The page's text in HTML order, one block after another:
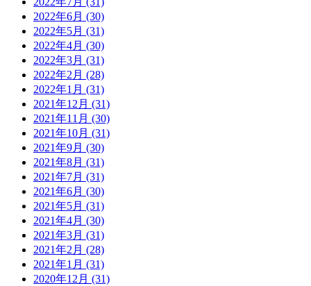
2022年6月 (30)
2022年5月 (31)
2022年4月 (30)
2022年3月 (31)
2022年2月 (28)
2022年1月 (31)
2021年12月 (31)
2021年11月 (30)
2021年10月 (31)
2021年9月 (30)
2021年8月 (31)
2021年7月 (31)
2021年6月 (30)
2021年5月 (31)
2021年4月 (30)
2021年3月 (31)
2021年2月 (28)
2021年1月 (31)
2020年12月 (31)